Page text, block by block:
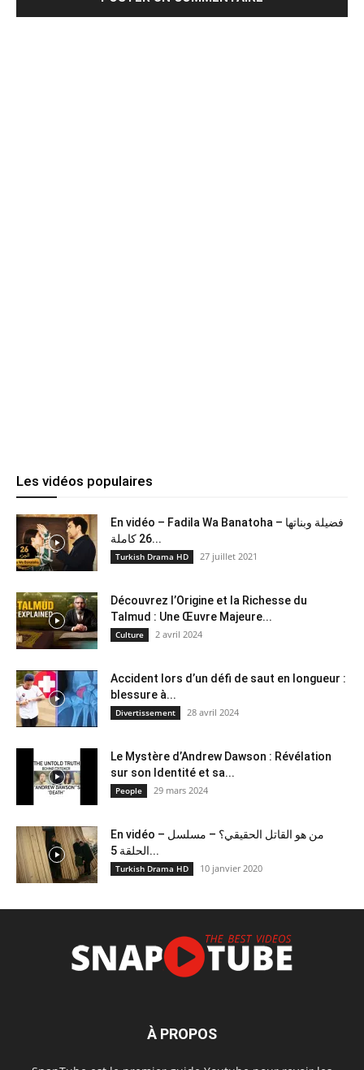
Les vidéos populaires
En vidéo – Fadila Wa Banatoha – فضيلة وبناتها
26 كاملة...
Turkish Drama HD 27 juillet 2021
Découvrez l’Origine et la Richesse du
Talmud : Une Œuvre Majeure...
Culture 2 avril 2024
Accident lors d’un défi de saut en longueur :
blessure à...
Divertissement 28 avril 2024
Le Mystère d’Andrew Dawson : Révélation
sur son Identité et sa...
People 29 mars 2024
En vidéo – من هو القاتل الحقيقي؟ – مسلسل
الحلقة 5...
Turkish Drama HD 10 janvier 2020
À PROPOS